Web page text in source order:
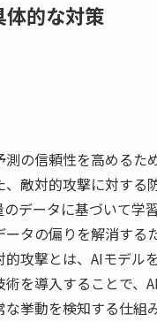
体的な対策
の信頼性を高める
敵対的攻撃に対す
データに基づいて
タの偏りを解消す
攻撃とは、AIモデ
を導入することで、
挙動を検知する仕組